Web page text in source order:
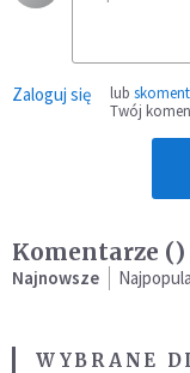
Zaloguj się lub
Twój
Komentarze ()
Najnowsze
WYBRANE